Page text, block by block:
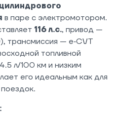
в паре с электромотором.
116 л.с., привод —
трансмиссия — e‑CVT
топливной
л/100 км и низким
его идеальным как для